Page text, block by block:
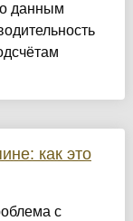
данным
как это
с